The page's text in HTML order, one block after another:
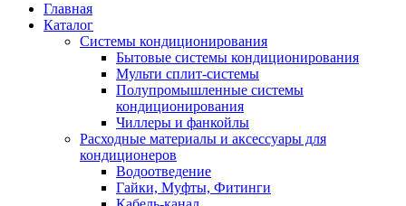
Главная
Каталог
Системы кондиционирования
Бытовые системы кондиционирования
Мульти сплит-системы
Полупромышленные системы
кондиционирования
Чиллеры и фанкойлы
Расходные материалы и аксессуары для
кондиционеров
Водоотведение
Гайки, Муфты, Фитинги